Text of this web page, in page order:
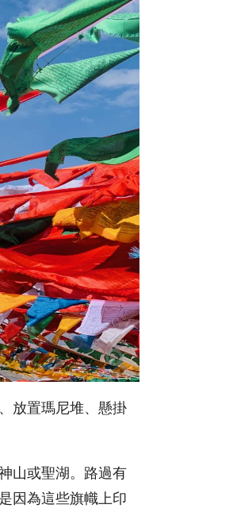
放置瑪尼堆、懸掛
山或聖湖。路過有
因為這些旗幟上印